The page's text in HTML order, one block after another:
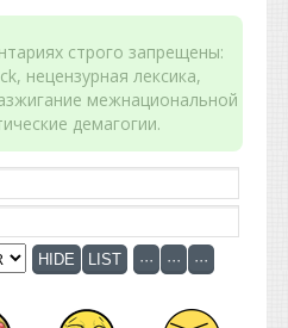
строго запрещены:
нецензурная лексика,
межнациональной
демагогии.